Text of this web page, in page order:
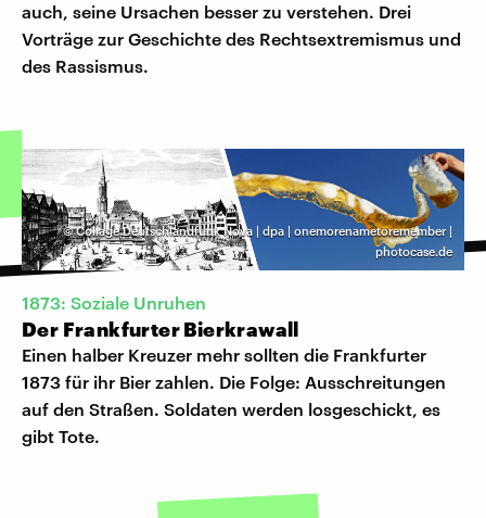
auch, seine Ursachen besser zu verstehen. Drei
Vorträge zur Geschichte des Rechtsextremismus und
des Rassismus.
©Collage Deutschlandfunk Nova | dpa | onemorenametoremember |
photocase.de
1873: Soziale Unruhen
Der Frankfurter Bierkrawall
Einen halber Kreuzer mehr sollten die Frankfurter
1873 für ihr Bier zahlen. Die Folge: Ausschreitungen
auf den Straßen. Soldaten werden losgeschickt, es
gibt Tote.